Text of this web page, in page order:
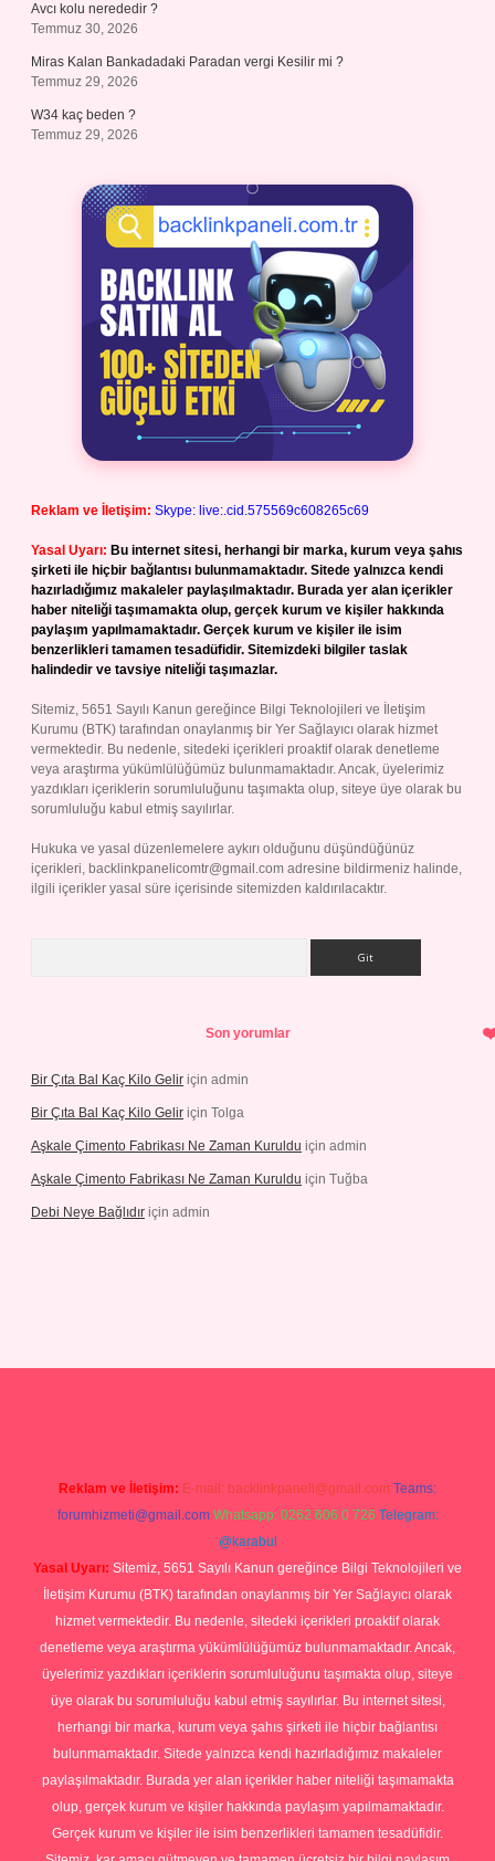
Avcı kolu nerededir ?
Temmuz 30, 2026
Miras Kalan Bankadadaki Paradan vergi Kesilir mi ?
Temmuz 29, 2026
W34 kaç beden ?
Temmuz 29, 2026
Reklam ve İletişim: Skype: live:.cid.575569c608265c69
Yasal Uyarı: Bu internet sitesi, herhangi bir marka, kurum veya şahıs
şirketi ile hiçbir bağlantısı bulunmamaktadır. Sitede yalnızca kendi
hazırladığımız makaleler paylaşılmaktadır. Burada yer alan içerikler
haber niteliği taşımamakta olup, gerçek kurum ve kişiler hakkında
paylaşım yapılmamaktadır. Gerçek kurum ve kişiler ile isim
benzerlikleri tamamen tesadüfidir. Sitemizdeki bilgiler taslak
halindedir ve tavsiye niteliği taşımazlar.
Sitemiz, 5651 Sayılı Kanun gereğince Bilgi Teknolojileri ve İletişim
Kurumu (BTK) tarafından onaylanmış bir Yer Sağlayıcı olarak hizmet
vermektedir. Bu nedenle, sitedeki içerikleri proaktif olarak denetleme
veya araştırma yükümlülüğümüz bulunmamaktadır. Ancak, üyelerimiz
yazdıkları içeriklerin sorumluluğunu taşımakta olup, siteye üye olarak bu
sorumluluğu kabul etmiş sayılırlar.
Hukuka ve yasal düzenlemelere aykırı olduğunu düşündüğünüz
içerikleri, backlinkpanelicomtr@gmail.com adresine bildirmeniz halinde,
ilgili içerikler yasal süre içerisinde sitemizden kaldırılacaktır.
Son yorumlar
Bir Çıta Bal Kaç Kilo Gelir için admin
Bir Çıta Bal Kaç Kilo Gelir için Tolga
Aşkale Çimento Fabrikası Ne Zaman Kuruldu için admin
Aşkale Çimento Fabrikası Ne Zaman Kuruldu için Tuğba
Debi Neye Bağlıdır için admin
Reklam ve İletişim: E-mail: backlinkpaneli@gmail.com Teams:
forumhizmeti@gmail.com Whatsapp: 0262 606 0 726 Telegram:
@karabul
Yasal Uyarı: Sitemiz, 5651 Sayılı Kanun gereğince Bilgi Teknolojileri ve
İletişim Kurumu (BTK) tarafından onaylanmış bir Yer Sağlayıcı olarak
hizmet vermektedir. Bu nedenle, sitedeki içerikleri proaktif olarak
denetleme veya araştırma yükümlülüğümüz bulunmamaktadır. Ancak,
üyelerimiz yazdıkları içeriklerin sorumluluğunu taşımakta olup, siteye
üye olarak bu sorumluluğu kabul etmiş sayılırlar. Bu internet sitesi,
herhangi bir marka, kurum veya şahıs şirketi ile hiçbir bağlantısı
bulunmamaktadır. Sitede yalnızca kendi hazırladığımız makaleler
paylaşılmaktadır. Burada yer alan içerikler haber niteliği taşımamakta
olup, gerçek kurum ve kişiler hakkında paylaşım yapılmamaktadır.
Gerçek kurum ve kişiler ile isim benzerlikleri tamamen tesadüfidir.